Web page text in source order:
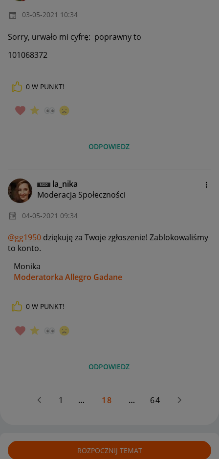
‎03-05-2021 10:34
Sorry, urwało mi cyfrę: poprawny to
101068372
0 W PUNKT!
ODPOWIEDZ
la_nika
Moderacja Społeczności
‎04-05-2021 09:34
@gg1950 dziękuję za Twoje zgłoszenie! Zablokowaliśmy
to konto.
Monika
Moderatorka Allegro Gadane
0 W PUNKT!
ODPOWIEDZ
1 … 18 … 64
ROZPOCZNIJ TEMAT